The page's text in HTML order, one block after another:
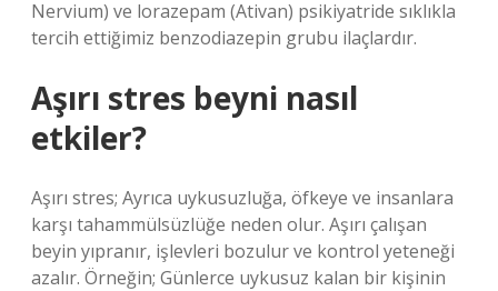
Nervium) ve lorazepam (Ativan) psikiyatride sıklıkla
tercih ettiğimiz benzodiazepin grubu ilaçlardır.
Aşırı stres beyni nasıl
etkiler?
Aşırı stres; Ayrıca uykusuzluğa, öfkeye ve insanlara
karşı tahammülsüzlüğe neden olur. Aşırı çalışan
beyin yıpranır, işlevleri bozulur ve kontrol yeteneği
azalır. Örneğin; Günlerce uykusuz kalan bir kişinin